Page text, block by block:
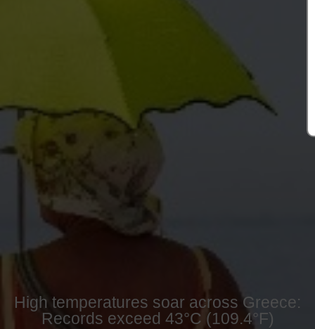
High temperatures soar across Greece:
Records exceed 43°C (109.4°F)